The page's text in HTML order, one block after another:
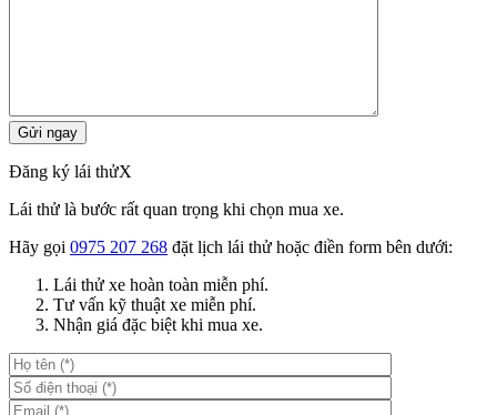
Đăng ký lái thửX
Lái thử là bước rất quan trọng khi chọn mua xe.
Hãy gọi 0975 207 268 đặt lịch lái thử hoặc điền form bên dưới:
Lái thử xe hoàn toàn miễn phí.
Tư vấn kỹ thuật xe miễn phí.
Nhận giá đặc biệt khi mua xe.